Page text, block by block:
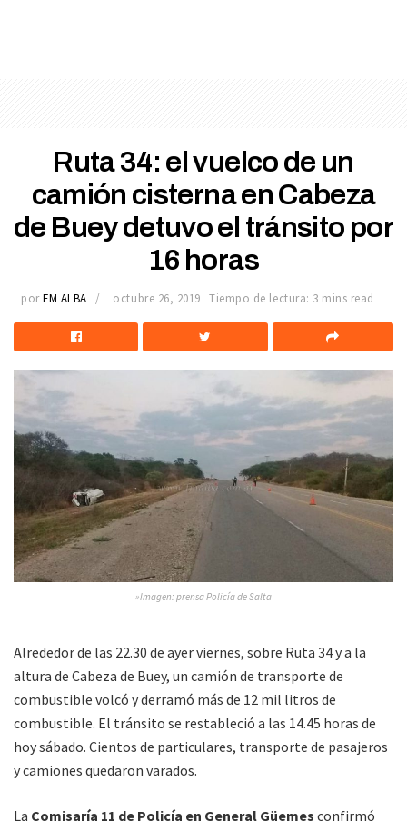
Ruta 34: el vuelco de un
camión cisterna en Cabeza
de Buey detuvo el tránsito por
16 horas
por FM ALBA octubre 26, 2019 Tiempo de lectura: 3 mins read
»Imagen: prensa Policía de Salta
Alrededor de las 22.30 de ayer viernes, sobre Ruta 34 y a la
altura de Cabeza de Buey, un camión de transporte de
combustible volcó y derramó más de 12 mil litros de
combustible. El tránsito se restableció a las 14.45 horas de
hoy sábado. Cientos de particulares, transporte de pasajeros
y camiones quedaron varados.
La Comisaría 11 de Policía en General Güemes confirmó